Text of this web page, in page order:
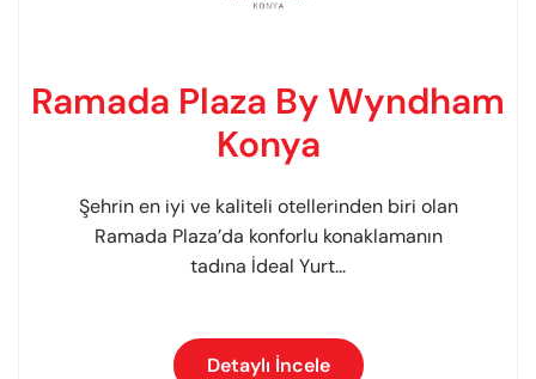
Ramada Plaza By Wyndham
Konya
Şehrin en iyi ve kaliteli otellerinden biri olan
Ramada Plaza’da konforlu konaklamanın
tadına İdeal Yurt...
Detaylı İncele